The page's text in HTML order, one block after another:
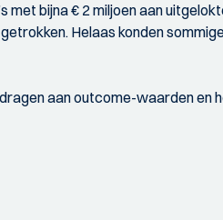
bijna € 2 miljoen aan
Helaas konden
aan outcome-waarden en